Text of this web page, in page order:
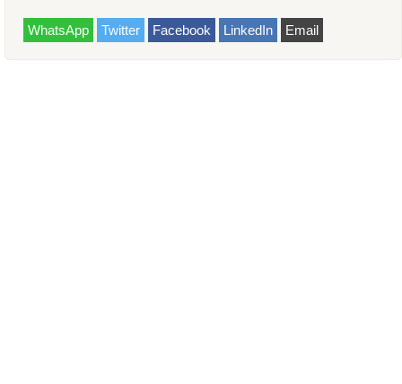
WhatsApp Twitter Facebook LinkedIn Email